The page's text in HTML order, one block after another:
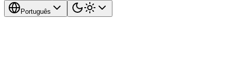
Português